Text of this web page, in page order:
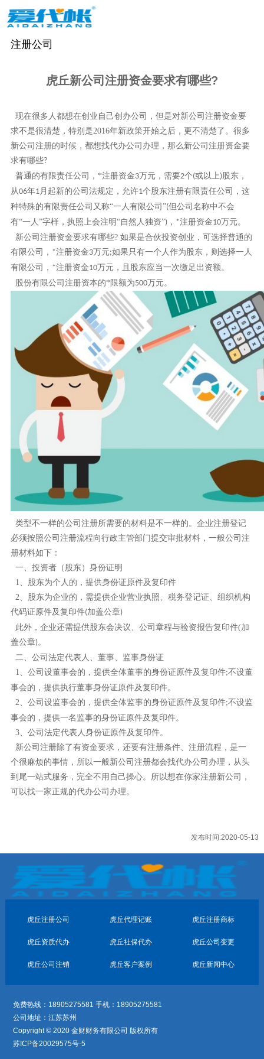
注册公司
虎丘新公司注册资金要求有哪些?
现在很多人都想在创业自己创办公司，但是对新公司注册资金要
求不是很清楚，特别是2016年新政策开始之后，更不清楚了。很多
新公司注册的时候，都想找代办公司办理，那么新公司注册资金要
求有哪些?
普通的有限责任公司， *注册资金3万元，需要2个(或以上 )股东，
从06年1 月起新的公司法规定，允许1个股东注册有限责任公司，这
种特殊的有限责任公司又称“一人有限公司”(但公司名称中不会
有“一人”字样，执照上会注明“自然人独资”)， *注册资金10万元。
新公司注册资金要求有哪些? 如果是合伙投资创业，可选择普通的
有限公司， *注册资金3万元;如果只有一个人作为股东，则选择一人
有限公司， *注册资金10万元，且股东应当一次缴足出资额。
股份有限公司注册资本的* 限额为500万元。
类型不一样的公司注册所需要的材料是不一样的。企业注册登记
必须按照公司注册流程向行政主管部门提交审批材料，一般公司注
册材料如下：
一、投资者（股东）身份证明
1
、股东为个人的，提供身份证原件及复印件
2 、股东为企业的，需提供企业营业执照、税务登记证、组织机构
代码证原件及复印件(加盖公章)
此外，企业还需提供股东会决议、公司章程与验资报告复印件(加
盖公章)。
二、公司法定代表人、董事、监事身份证
1
、公司设董事会的，提供全体董事的身份证原件及复印件;不设董
事会的，提供执行董事身份证原件及复印件。
2 、公司设监事会的，提供全体监事的身份证原件及复印件;不设监
事会的，提供一名监事的身份证原件及复印件。
3、公司法定代表人身份证原件及复印件。
新公司注册除了有资金要求，还要有注册条件、注册流程，是一
个很麻烦的事情，所以一般新公司注册都会找代办公司办理，从头
到尾一站式服务，完全不用自己操心。所以想在你家注册新公司，
可以找一家正规的代办公司办理。
发布时间:2020-05-13
虎丘注册公司 虎丘代理记账 虎丘注册商标
虎丘资质代办 虎丘社保代办 虎丘公司变更
虎丘公司注销 虎丘客户案例 虎丘新闻中心
免费热线：18905275581 手机：18905275581
公司地址：江苏苏州
Copyright © 2020 金财财务有限公司 版权所有
苏ICP备20029575号-5